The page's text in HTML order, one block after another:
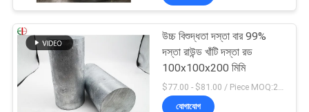
উচ্চ বিশুদ্ধতা দস্তা বার 99%
দস্তা রাউন্ড খাঁটি দস্তা রড
100x100x200 মিমি
যোগাযোগ